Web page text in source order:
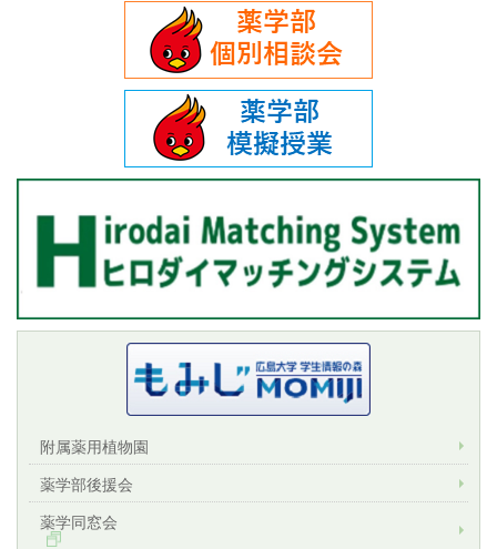
附属薬用植物園
薬学部後援会
薬学同窓会